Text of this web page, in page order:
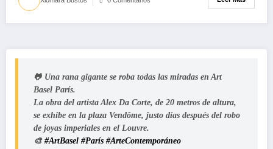
🐸 Una rana gigante se roba todas las miradas en Art
Basel París.
La obra del artista Alex Da Corte, de 20 metros de altura,
se exhibe en la plaza Vendôme, justo días después del robo
de joyas imperiales en el Louvre.
🎨 #ArtBasel #París #ArteContemporáneo